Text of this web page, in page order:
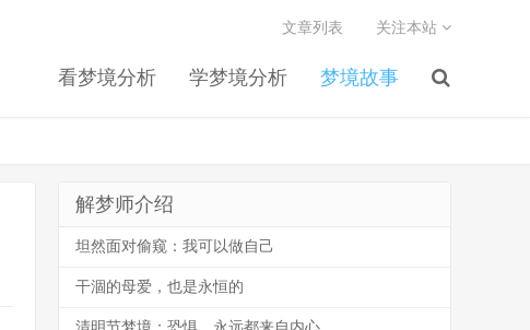
看梦境分析 学梦境分析 梦境故事
文章列表 关注本站
解梦师介绍
坦然面对偷窥：我可以做自己
干涸的母爱，也是永恒的